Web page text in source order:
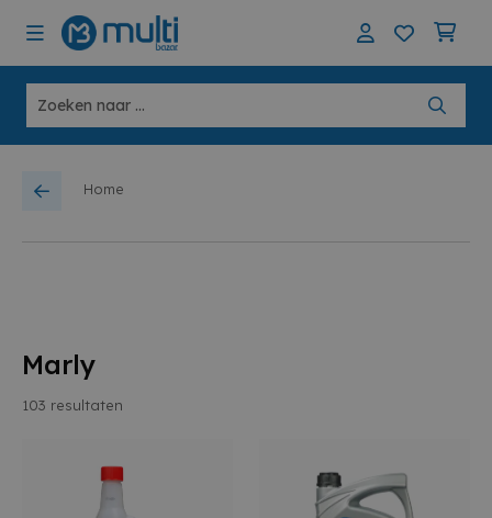
Home
Marly
103 resultaten